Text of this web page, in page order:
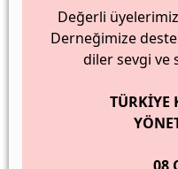
Değerli
Derneğimize
diler sevgi ve
TÜRKİYE